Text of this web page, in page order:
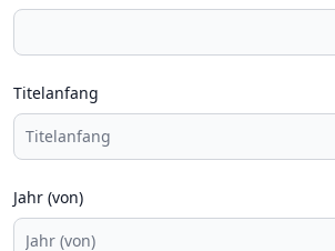
Titelanfang
Jahr (von)